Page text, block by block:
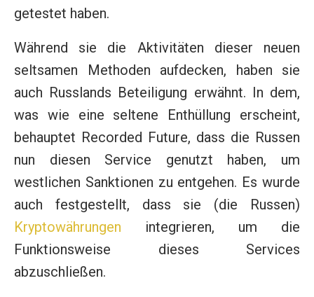
getestet haben.
Während sie die Aktivitäten dieser neuen
seltsamen Methoden aufdecken, haben sie
auch Russlands Beteiligung erwähnt. In dem,
was wie eine seltene Enthüllung erscheint,
behauptet Recorded Future, dass die Russen
nun diesen Service genutzt haben, um
westlichen Sanktionen zu entgehen. Es wurde
auch festgestellt, dass sie (die Russen)
Kryptowährungen integrieren, um die
Funktionsweise dieses Services
abzuschließen.